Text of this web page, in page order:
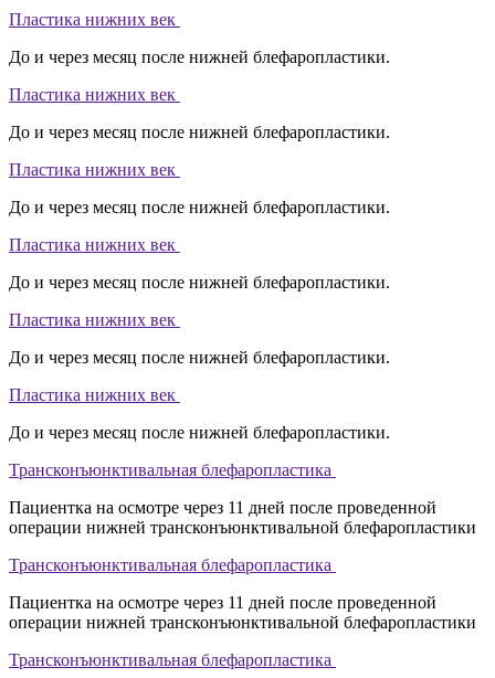
Пластика нижних век
До и через месяц после нижней блефаропластики.
Пластика нижних век
До и через месяц после нижней блефаропластики.
Пластика нижних век
До и через месяц после нижней блефаропластики.
Пластика нижних век
До и через месяц после нижней блефаропластики.
Пластика нижних век
До и через месяц после нижней блефаропластики.
Пластика нижних век
До и через месяц после нижней блефаропластики.
Трансконъюнктивальная блефаропластика
Пациентка на осмотре через 11 дней после проведенной
операции нижней трансконъюнктивальной блефаропластики
Трансконъюнктивальная блефаропластика
Пациентка на осмотре через 11 дней после проведенной
операции нижней трансконъюнктивальной блефаропластики
Трансконъюнктивальная блефаропластика